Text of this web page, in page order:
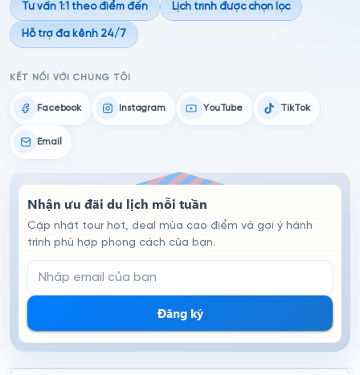
Tư vấn 1:1 theo điểm đến Lịch trình được chọn lọc
Hỗ trợ đa kênh 24/7
KẾT NỐI VỚI CHÚNG TÔI
Facebook Instagram YouTube TikTok
Email
Nhận ưu đãi du lịch mỗi tuần
Cập nhật tour hot, deal mùa cao điểm và gợi ý hành
trình phù hợp phong cách của bạn.
Email đăng ký nhận tin
Đăng ký